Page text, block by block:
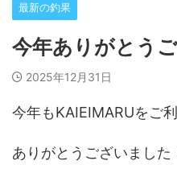
最新の釣果
今年ありがとう
2025年12月31日
今年もKAIEIMARUをご
ありがとうございました